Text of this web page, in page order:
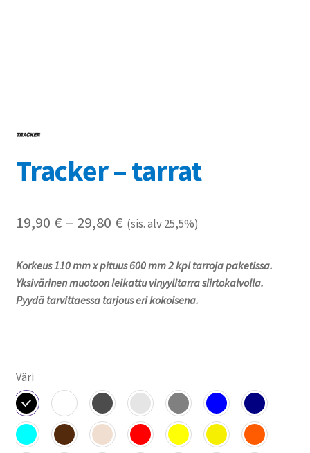
Tietoa meistä
Kassa
Tracker – tarrat
19,90 € – 29,80 €Hintaluokka:
-
29,80 €
(sis. alv 25,5%)
Korkeus 110 mm x pituus 600 mm 2 kpl tarroja paketissa.
Yksivärinen muotoon leikattu vinyylitarra siirtokalvolla.
Pyydä tarvittaessa tarjous eri kokoisena.
Väri